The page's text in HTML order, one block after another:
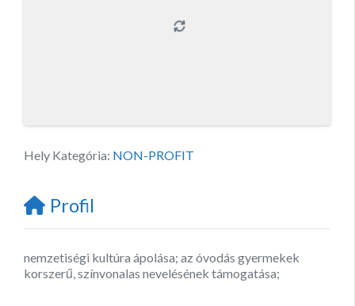
Hely Kategória: NON-PROFIT
Profil
nemzetiségi kultúra ápolása; az óvodás gyermekek
korszerű, színvonalas nevelésének támogatása;